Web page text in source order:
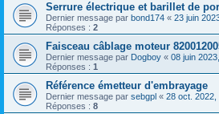
Serrure électrique et barillet de
Dernier message par bond174 « 23 juin
Réponses : 2
Faisceau câblage moteur
Dernier message par Dogboy « 08 juin
Réponses : 1
Référence émetteur d'embrayage
Dernier message par sebgpl « 28 oct. 2022,
Réponses : 8